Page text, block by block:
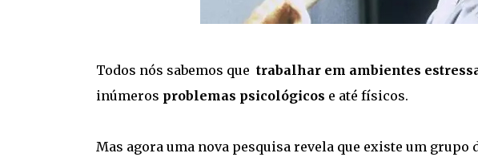
Todos nós sabemos que trabalhar em ambientes
inúmeros problemas psicológicos e até físicos.
Mas agora uma nova pesquisa revela que existe um grupo